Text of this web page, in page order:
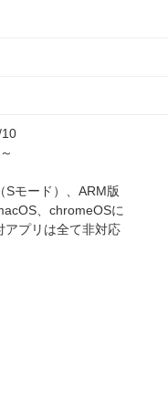
モード）、ARM版
、chromeOSに
アプリは全て非対応